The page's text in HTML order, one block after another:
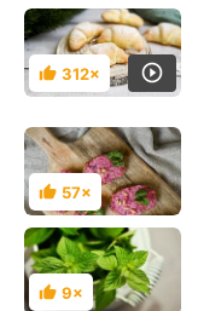
Hodnocení
312×
Hodnocení
57×
Hodnocení
9×